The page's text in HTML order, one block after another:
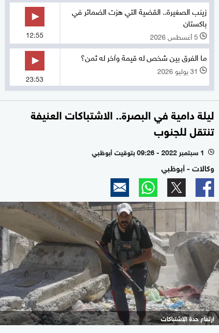
زينب الصغيرة.. القضية التي هزت الضمائر في
باكستان
l 5 أغسطس 2026 12:55
ما الفرق بين شخص له قيمة وآخر له ثمن؟
l 31 يوليو 2026
23:53
ليلة دامية في البصرة.. الاشتباكات العنيفة
تنتقل للجنوب
l 1 سبتمبر 2022 - 09:26 بتوقيت أبوظبي
وكالات - أبوظبي
ارتفاع حدة الاشتباكات